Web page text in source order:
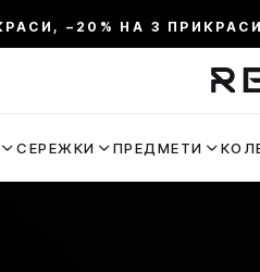
–20% НА 3
СЕРЕЖКИ ПРЕДМЕТИ